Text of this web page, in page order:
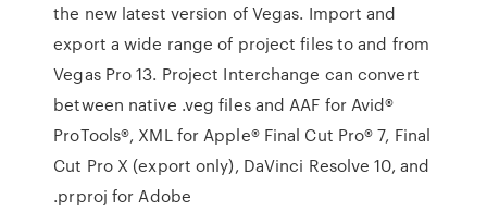
the new latest version of Vegas. Import and
export a wide range of project files to and from
Vegas Pro 13. Project Interchange can convert
between native .veg files and AAF for Avid®
ProTools®, XML for Apple® Final Cut Pro® 7, Final
Cut Pro X (export only), DaVinci Resolve 10, and
.prproj for Adobe